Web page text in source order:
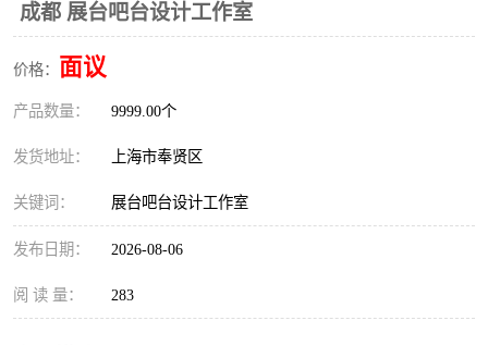
成都 展台吧台设计工作室
价格： 面议
产品数量： 9999.00个
发货地址： 上海市奉贤区
关键词： 展台吧台设计工作室
发布日期： 2026-08-06
阅 读 量： 283